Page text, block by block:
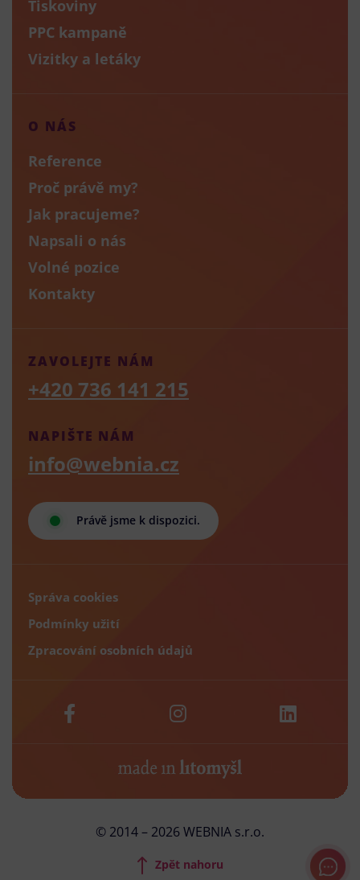
Tiskoviny
PPC kampaně
Vizitky a letáky
O NÁS
Reference
Proč právě my?
Jak pracujeme?
Napsali o nás
Volné pozice
Kontakty
Právě jsme k dispozici.
NAPIŠTE NÁM
info@webnia.cz
ZAVOLEJTE NÁM
+420 736 141 215
Správa cookies
Podmínky užití
Zpracování osobních údajů
© 2014 – 2026 WEBNIA s.r.o.
Zpět nahoru